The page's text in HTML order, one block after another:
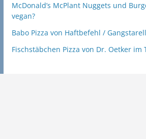
McDonald’s McPlant Nuggets und
vegan?
Babo Pizza von Haftbefehl /
Fischstäbchen Pizza von Dr. Oetker im